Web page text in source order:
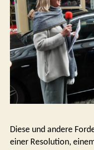
Diese und andere
einer Resolution,